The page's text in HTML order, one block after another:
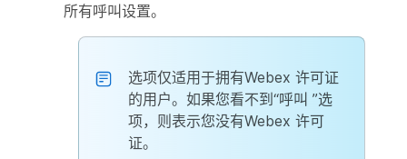
所有呼叫设置。
选项仅适用于拥有Webex 许可证
的用户。如果您看不到“呼叫 ”选
项，则表示您没有Webex 许可
证。